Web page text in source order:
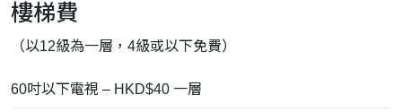
樓梯費
（以12級為一層，4級或以下免費）
60吋以下電視 – HKD$40 一層